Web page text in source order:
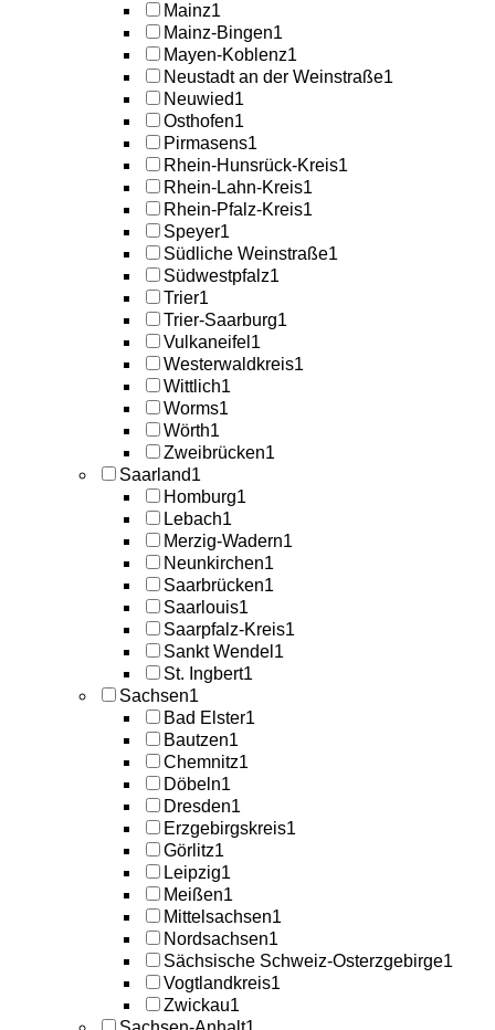
Mainz1
Mainz-Bingen1
Mayen-Koblenz1
Neustadt an der Weinstraße1
Neuwied1
Osthofen1
Pirmasens1
Rhein-Hunsrück-Kreis1
Rhein-Lahn-Kreis1
Rhein-Pfalz-Kreis1
Speyer1
Südliche Weinstraße1
Südwestpfalz1
Trier1
Trier-Saarburg1
Vulkaneifel 1
Westerwaldkreis1
Wittlich1
Worms1
Wörth1
Zweibrücken1
Saarland1
Homburg1
Lebach1
Merzig-Wadern1
Neunkirchen1
Saarbrücken1
Saarlouis1
Saarpfalz-Kreis1
Sankt Wendel 1
St. Ingbert1
Sachsen1
Bad Elster1
Bautzen1
Chemnitz1
Döbeln1
Dresden1
Erzgebirgskreis1
Görlitz1
Leipzig1
Meißen1
Mittelsachsen1
Nordsachsen1
Sächsische Schweiz-Osterzgebirge1
Vogtlandkreis1
Zwickau1